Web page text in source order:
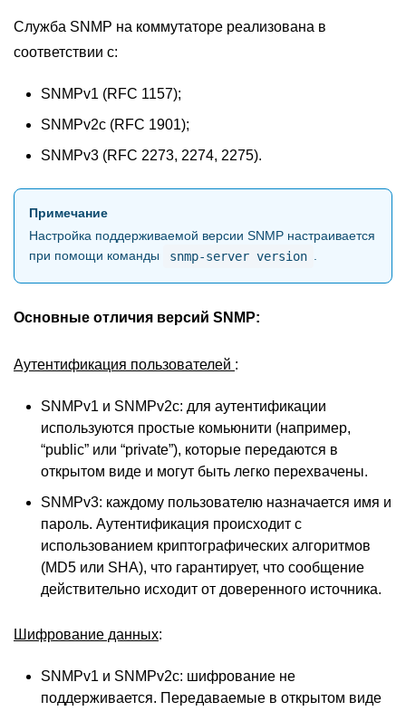
Служба SNMP на коммутаторе реализована в
соответствии с:
SNMPv1 (RFC 1157);
SNMPv2с (RFC 1901);
SNMPv3 (RFC 2273, 2274, 2275).
Примечание
Настройка поддерживаемой версии SNMP настраивается
при помощи команды
snmp-server version
Основные отличия версий SNMP:
Аутентификация пользователей :
SNMPv1 и SNMPv2c: для аутентификации
используются простые комьюнити (например,
“public” или “private”), которые передаются в
открытом виде и могут быть легко перехвачены.
SNMPv3: каждому пользователю назначается имя и
пароль. Аутентификация происходит с
использованием криптографических алгоритмов
(MD5 или SHA), что гарантирует, что сообщение
действительно исходит от доверенного источника.
Шифрование данных:
SNMPv1 и SNMPv2c: шифрование не
поддерживается. Передаваемые в открытом виде